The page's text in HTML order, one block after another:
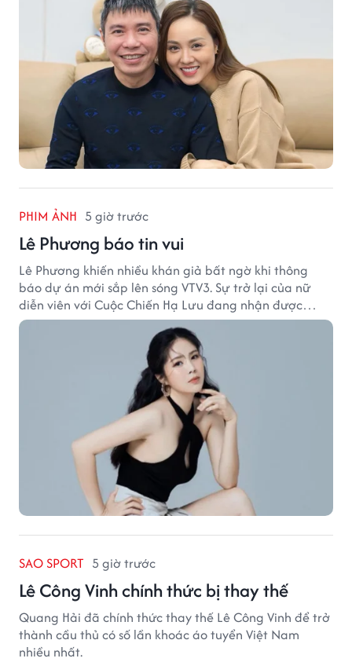
PHIM ẢNH 5 giờ trước
Lê Phương báo tin vui
Lê Phương khiến nhiều khán giả bất ngờ khi thông
báo dự án mới sắp lên sóng VTV3. Sự trở lại của nữ
diễn viên với Cuộc Chiến Hạ Lưu đang nhận được
nhiều sự quan tâm.
SAO SPORT 5 giờ trước
Lê Công Vinh chính thức bị thay thế
Quang Hải đã chính thức thay thế Lê Công Vinh để trở
thành cầu thủ có số lần khoác áo tuyển Việt Nam
nhiều nhất.